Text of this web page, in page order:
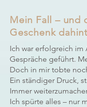
Mein Fall – und
Geschenk
Ich war erfolgreich im
Gespräche geführt.
Doch in mir tobte
Ein ständiger Druck,
Immer
Ich spürte alles – nur